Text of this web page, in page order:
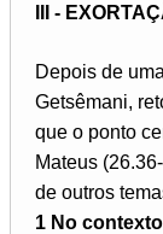
III -
Depois de
Getsêmani,
que o ponto
Mateus
de outros
1 No